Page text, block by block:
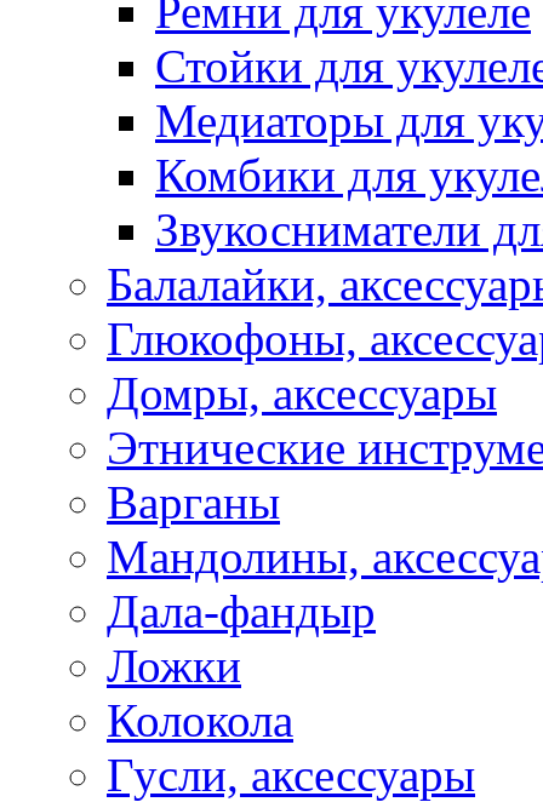
Ремни для укулеле
Стойки для
Медиаторы для
Комбики для
Звукосниматели
Балалайки,
Глюкофоны,
Домры, аксессуары
Этнические
Варганы
Мандолины,
Дала-фандыр
Ложки
Колокола
Гусли, аксессуары